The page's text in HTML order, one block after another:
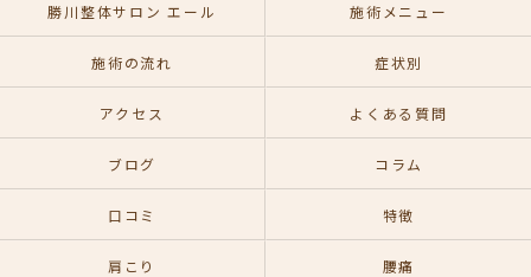
勝川整体サロン エール 施術メニュー
施術の流れ 症状別
アクセス よくある質問
ブログ コラム
口コミ 特徴
肩こり 腰痛